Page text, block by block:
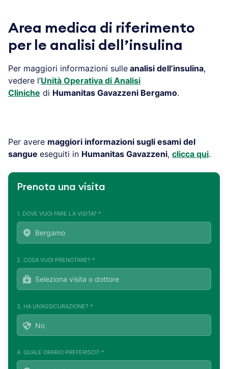
Area medica di riferimento
per le analisi dell’insulina
Per maggiori informazioni sulle analisi dell’insulina,
vedere l’Unità Operativa di Analisi
Cliniche di Humanitas Gavazzeni Bergamo.
Per avere maggiori informazioni sugli esami del
sangue eseguiti in Humanitas Gavazzeni, clicca qui.
Prenota una visita
1. DOVE VUOI FARE LA VISITA? *
2. COSA VUOI PRENOTARE? *
3. HA UN'ASSICURAZIONE? *
4. QUALE ORARIO PREFERISCI? *